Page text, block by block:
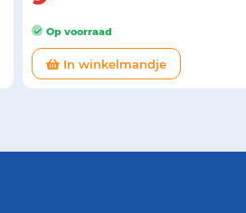
Op voorraad
In winkelmandje